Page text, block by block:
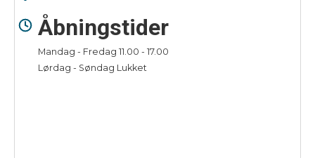
Åbningstider
Mandag - Fredag 11.00 - 17.00
Lørdag - Søndag Lukket